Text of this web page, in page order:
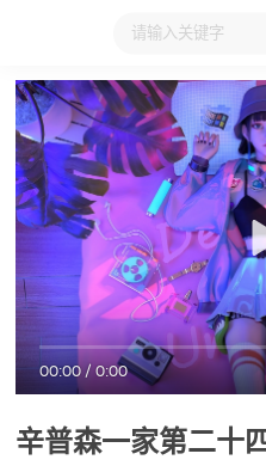
大家在看 日本动漫 国
00:00/0:00
辛普森一家第二十